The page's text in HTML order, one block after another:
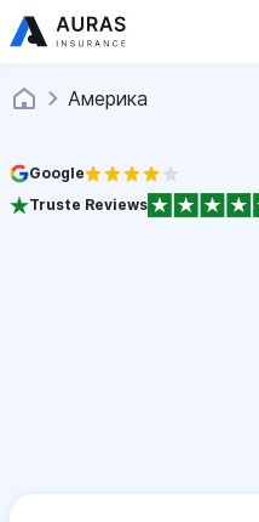
Америка
Google
Truste Reviews